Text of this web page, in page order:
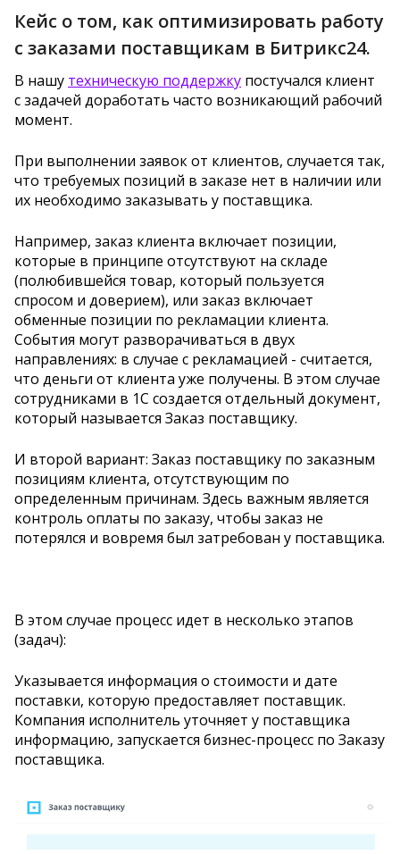
Кейс о том, как оптимизировать работу
с заказами поставщикам в Битрикс24.
В нашу техническую поддержку постучался клиент
с задачей доработать часто возникающий рабочий
момент.
При выполнении заявок от клиентов, случается так,
что требуемых позиций в заказе нет в наличии или
их необходимо заказывать у поставщика.
Например, заказ клиента включает позиции,
которые в принципе отсутствуют на складе
(полюбившейся товар, который пользуется
спросом и доверием), или заказ включает
обменные позиции по рекламации клиента.
События могут разворачиваться в двух
направлениях: в случае с рекламацией - считается,
что деньги от клиента уже получены. В этом случае
сотрудниками в 1С создается отдельный документ,
который называется Заказ поставщику.
И второй вариант: Заказ поставщику по заказным
позициям клиента, отсутствующим по
определенным причинам. Здесь важным является
контроль оплаты по заказу, чтобы заказ не
потерялся и вовремя был затребован у поставщика.
В этом случае процесс идет в несколько этапов
(задач):
Указывается информация о стоимости и дате
поставки, которую предоставляет поставщик.
Компания исполнитель уточняет у поставщика
информацию, запускается бизнес-процесс по Заказу
поставщика.